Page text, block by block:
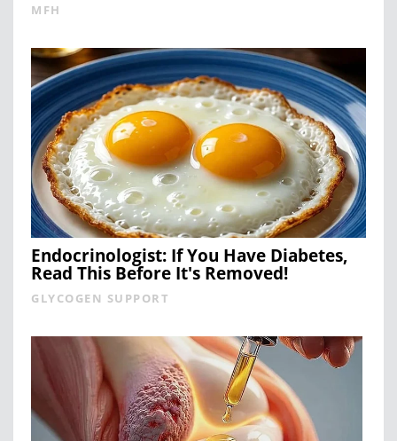
MFH
Endocrinologist: If You Have Diabetes,
Read This Before It's Removed!
GLYCOGEN SUPPORT